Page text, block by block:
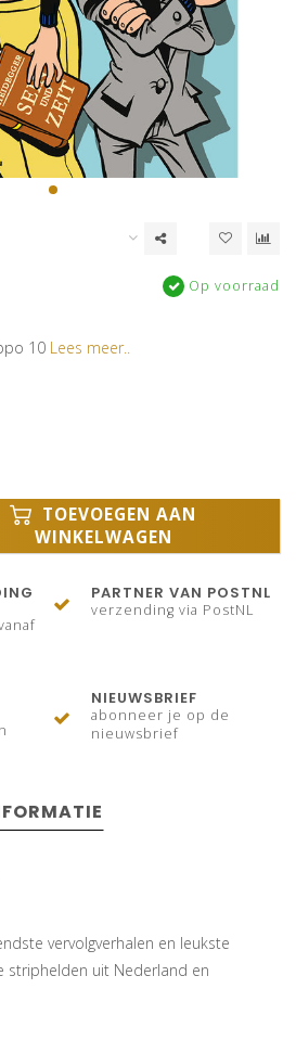
Op voorraad
10 Lees meer..
TOEVOEGEN AAN
WINKELWAGEN
PARTNER VAN POSTNL
verzending via PostNL
NIEUWSBRIEF
abonneer je op de
nieuwsbrief
vervolgverhalen en leukste
striphelden uit Nederland en